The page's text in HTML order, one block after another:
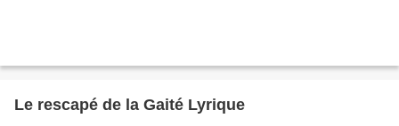
Le rescapé de la Gaité Lyrique